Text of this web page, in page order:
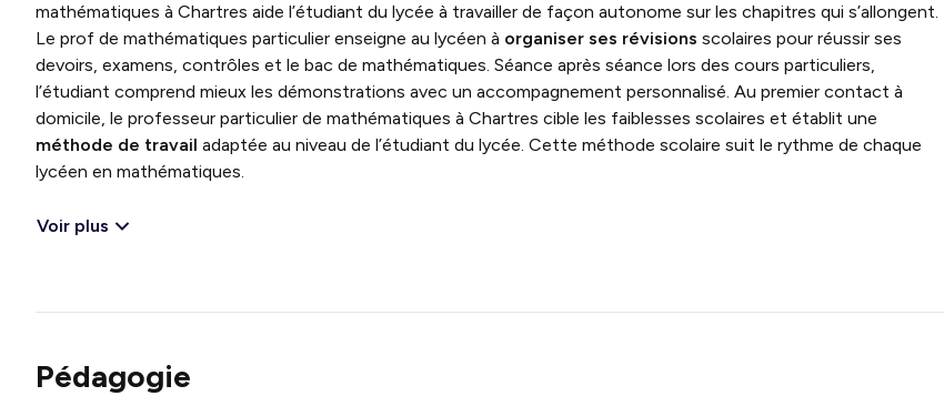
mathématiques à Chartres aide l’étudiant du lycée à travailler de façon autonome sur les chapitres qui s’allongent.
Le prof de mathématiques particulier enseigne au lycéen à organiser ses révisions scolaires pour réussir ses
devoirs, examens, contrôles et le bac de mathématiques. Séance après séance lors des cours particuliers,
l’étudiant comprend mieux les démonstrations avec un accompagnement personnalisé. Au premier contact à
domicile, le professeur particulier de mathématiques à Chartres cible les faiblesses scolaires et établit une
méthode de travail adaptée au niveau de l’étudiant du lycée. Cette méthode scolaire suit le rythme de chaque
lycéen en mathématiques.
Voir plus
Pédagogie